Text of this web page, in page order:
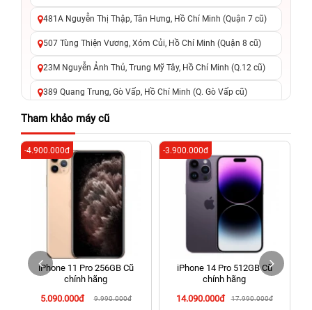
481A Nguyễn Thị Thập, Tân Hưng, Hồ Chí Minh (Quận 7 cũ)
507 Tùng Thiện Vương, Xóm Củi, Hồ Chí Minh (Quận 8 cũ)
23M Nguyễn Ảnh Thủ, Trung Mỹ Tây, Hồ Chí Minh (Q.12 cũ)
389 Quang Trung, Gò Vấp, Hồ Chí Minh (Q. Gò Vấp cũ)
625 - 625A Âu Cơ, Tân Phú, Hồ Chí Minh (Quận Tân Phú cũ)
326 Lê Văn Việt, Tăng Nhơn Phú, Hồ Chí Minh (Q.9 TP. Thủ
Đức cũ)
256 Võ Văn Ngân, Thủ Đức, Hồ Chí Minh (Bình Thọ, TP. Thủ
Đức Cũ)
70 Nguyễn An Ninh, Dĩ An, Hồ Chí Minh (Bình Dương Cũ)
24h Vũng Tàu: 162A Ba Cu, Vũng Tàu, Hồ Chí Minh (TP. Vũng
Tàu cũ)
198 Hoàng Văn Thụ, Tân Sơn Nhất, Hồ Chí Minh (Tân Bình
Tham khảo máy cũ
iPhone 11 Pro 256GB Cũ
chính hãng
5.090.000đ
9.990.000đ
-4.900.000đ
iPhone 14 Pro 512GB Cũ
chính hãng
14.090.000đ
17.990.000đ
-3.900.000đ